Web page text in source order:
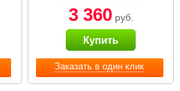
Заказать в один клик
3 360руб.
Купить